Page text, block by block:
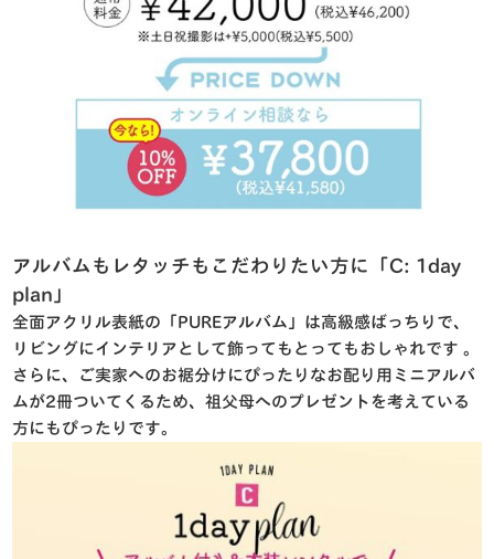
アルバムもレタッチもこだわりたい方に「C: 1day
plan」
全面アクリル表紙の「PUREアルバム」は高級感ばっちりで、
リビングにインテリアとして飾ってもとってもおしゃれです。
さらに、ご実家へのお裾分けにぴったりなお配り用ミニアルバ
ムが2冊ついてくるため、祖父母へのプレゼントを考えている
方にもぴったりです。